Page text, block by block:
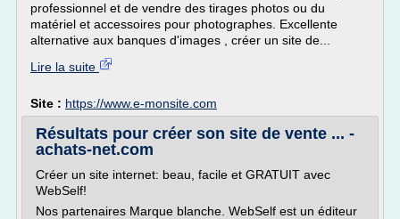
professionnel et de vendre des tirages photos ou du
matériel et accessoires pour photographes. Excellente
alternative aux banques d'images , créer un site de...
Lire la suite
Site : https://www.e-monsite.com
Résultats pour créer son site de vente ... -
achats-net.com
Créer un site internet: beau, facile et GRATUIT avec
WebSelf!
Nos partenaires Marque blanche. WebSelf est un éditeur